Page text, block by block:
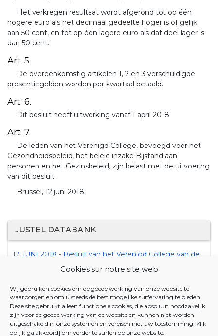
Cookies sur notre site web
Wij gebruiken cookies om de goede werking van onze website te
waarborgen en om u steeds de best mogelijke surfervaring te bieden.
Deze site gebruikt alleen functionele cookies, die absoluut noodzakelijk
zijn voor de goede werking van de website en kunnen niet worden
uitgeschakeld in onze systemen en vereisen niet uw toestemming. Klik
op [Ik ga akkoord] om verder te surfen op onze website.
Het verkregen resultaat wordt afgerond tot op één
hogere euro als het decimaal gedeelte hoger is of gelijk
aan 50 cent, en tot op één lagere euro als dat deel lager is
dan 50 cent.
Art. 5.
De overeenkomstig artikelen 1, 2 en 3 verschuldigde
presentiegelden worden per kwartaal betaald.
Art. 6.
Dit besluit heeft uitwerking vanaf 1 april 2018.
Art. 7.
De leden van het Verenigd College, bevoegd voor het
Gezondheidsbeleid, het beleid inzake Bijstand aan
personen en het Gezinsbeleid, zijn belast met de uitvoering
van dit besluit.
Brussel, 12 juni 2018.
JUSTEL DATABANK
12 JUNI 2018 - Besluit van het Verenigd College van de
Gemeenschappelijke Gemeenschapscommissie tot
de voorzitters, de ondervoorzitters, de leden van de
organen van de Bicommunautaire Dienst voor
Gezondheid, Bijstand aan Personen en Gezinsbijslag en
aan de regeringscommissarissen die in die organen
zetelen